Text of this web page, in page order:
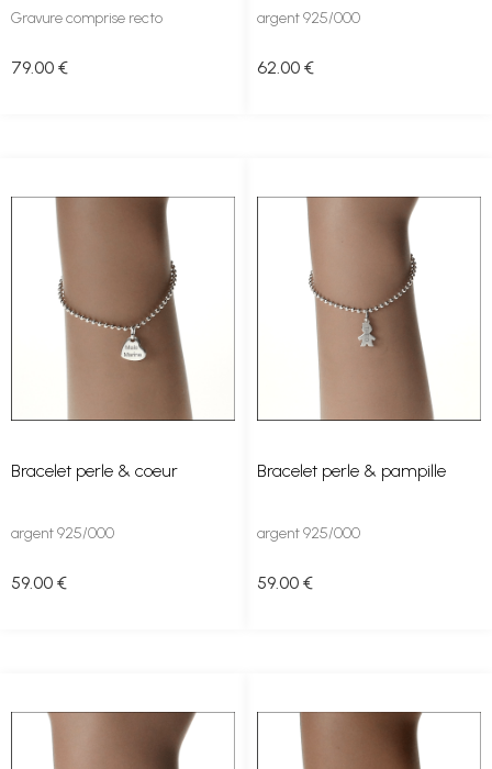
Gravure comprise recto
79.00 €
argent 925/000
62 .00 €
Bracelet perle & coeur
argent 925/000
59.00 €
Bracelet perle & pampille
argent 925/000
59.00 €